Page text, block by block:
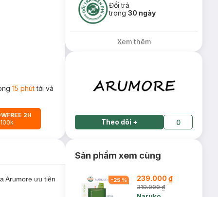
15 phúttới và
2H
Arumore ưu tiên
Đổi trả
trong30 ngày
Xem thêm
Theo dõi + 0
Sản phẩm xem cùng
-25% 239.000 ₫
319.000 ₫